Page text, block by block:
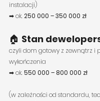
instalacji)
➡ ok. 250 000 – 350 000 zł
🏠 Stan
czyli dom gotowy z zewnątrz i
wykończenia
➡ ok. 550 000 – 800 000 zł
(w zależności od standardu,